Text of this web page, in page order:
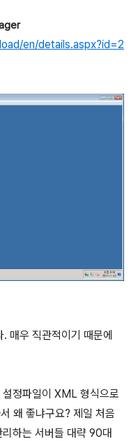
en/details.aspx?id=2
매우 직관적이기 때문에
정파일이 XML 형식으로
왜 좋냐구요? 제일 처음
하는 서버들 대략 90대